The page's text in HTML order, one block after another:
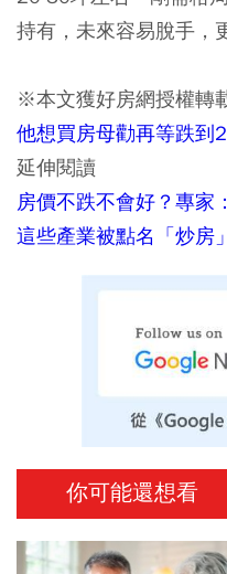
持有，未來容易脫手，
※本文獲好房網授權轉
他想買房母勸再等跌到
延伸閱讀
房價不跌不會好？專家
這些產業被點名「炒房
你可能還想看